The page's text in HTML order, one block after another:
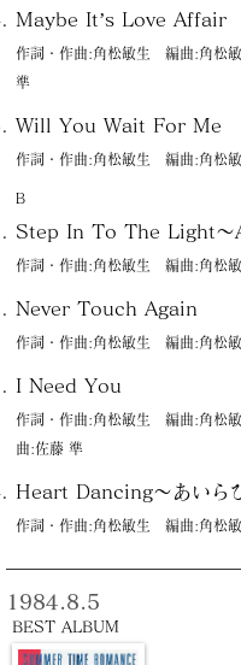
Maybe It’s Love Affair
作詞・作曲:角松敏生 編曲:角松
準
Will You Wait For Me
作詞・作曲:角松敏生 編曲:角松
Ｂ
Step In To The Light〜
作詞・作曲:角松敏生 編曲:角松
Never Touch Again
作詞・作曲:角松敏生 編曲:角松
I Need You
作詞・作曲:角松敏生 編曲:角松
曲:佐藤 準
Heart Dancing〜あいら
作詞・作曲:角松敏生 編曲:角松
1984.8.5
BEST ALBUM